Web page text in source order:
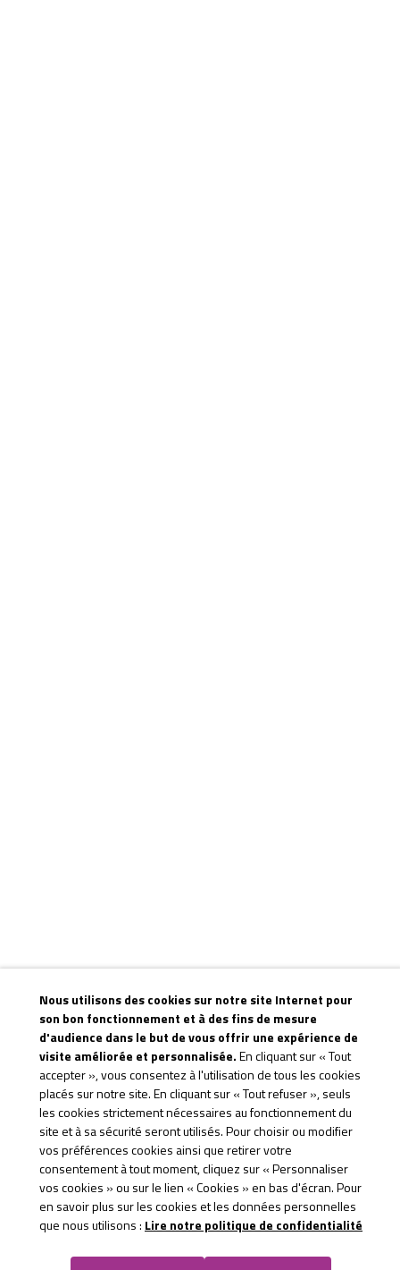
Nous utilisons des cookies sur notre site Internet pour
son bon fonctionnement et à des fins de mesure
d'audience dans le but de vous offrir une expérience de
visite améliorée et personnalisée.En cliquant sur « Tout
accepter », vous consentez à l'utilisation de tous les cookies
placés sur notre site. En cliquant sur « Tout refuser », seuls
les cookies strictement nécessaires au fonctionnement du
site et à sa sécurité seront utilisés. Pour choisir ou modifier
vos préférences cookies ainsi que retirer votre
consentement à tout moment, cliquez sur « Personnaliser
vos cookies » ou sur le lien « Cookies » en bas d'écran. Pour
en savoir plus sur les cookies et les données personnelles
que nous utilisons : Lire notre politique de confidentialité